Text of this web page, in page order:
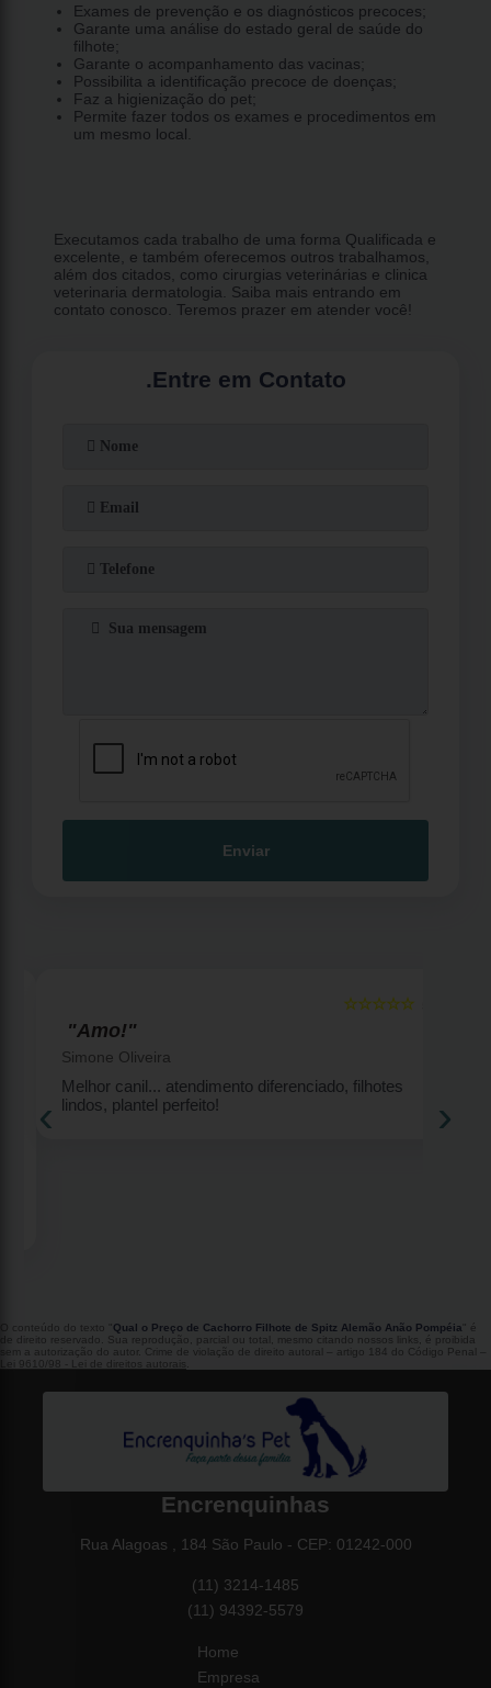
Exames de prevenção e os diagnósticos precoces;
Garante uma análise do estado geral de saúde do
filhote;
Garante o acompanhamento das vacinas;
Possibilita a identificação precoce de doenças;
Faz a higienização do pet;
Permite fazer todos os exames e procedimentos em
um mesmo local.
Executamos cada trabalho de uma forma Qualificada e
excelente, e também oferecemos outros trabalhamos,
além dos citados, como cirurgias veterinárias e clinica
veterinaria dermatologia. Saiba mais entrando em
contato conosco. Teremos prazer em atender você!
.Entre em Contato
Enviar
☆☆☆☆☆
"Amo!"
Simone Oliveira
Melhor canil... atendimento diferenciado, filhotes
lindos, plantel perfeito!
‹ ›
O conteúdo do texto " Qual o Preço de Cachorro Filhote de Spitz Alemão Anão Pompéia " é
de direito reservado. Sua reprodução, parcial ou total, mesmo citando nossos links, é proibida
sem a autorização do autor. Crime de violação de direito autoral – artigo 184 do Código Penal –
Lei 9610/98 - Lei de direitos autorais .
Encrenquinhas
Rua Alagoas , 184 São Paulo - CEP: 01242-000
(11) 3214-1485
(11) 94392-5579
Home
Empresa